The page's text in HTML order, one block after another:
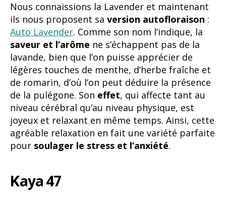
Nous connaissions la Lavender et maintenant
ils nous proposent sa version autofloraison :
Auto Lavender. Comme son nom l’indique, la
saveur et l’arôme ne s’échappent pas de la
lavande, bien que l’on puisse apprécier de
légères touches de menthe, d’herbe fraîche et
de romarin, d’où l’on peut déduire la présence
de la pulégone. Son effet, qui affecte tant au
niveau cérébral qu’au niveau physique, est
joyeux et relaxant en même temps. Ainsi, cette
agréable relaxation en fait une variété parfaite
pour soulager le stress et l’anxiété.
Kaya 47